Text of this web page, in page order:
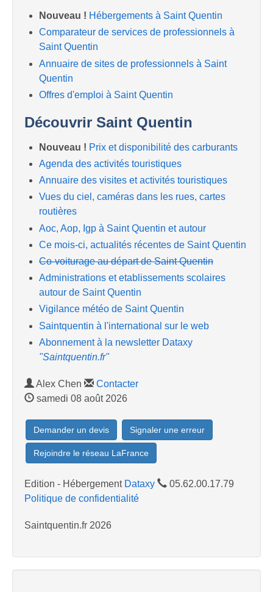
Nouveau ! Hébergements à Saint Quentin
Comparateur de services de professionnels à
Saint Quentin
Annuaire de sites de professionnels à Saint
Quentin
Offres d'emploi à Saint Quentin
Découvrir Saint Quentin
Nouveau ! Prix et disponibilité des carburants
Agenda des activités touristiques
Annuaire des visites et activités touristiques
Vues du ciel, caméras dans les rues, cartes
routières
Aoc, Aop, Igp à Saint Quentin et autour
Ce mois-ci, actualités récentes de Saint Quentin
Co-voiturage au départ de Saint Quentin
Administrations et etablissements scolaires
autour de Saint Quentin
Vigilance météo de Saint Quentin
Saintquentin à l'international sur le web
Abonnement à la newsletter Dataxy
"Saintquentin.fr"
Alex Chen
Contacter
samedi 08 août 2026
Demander un devis Signaler une erreur
Rejoindre le réseau LaFrance
Edition - Hébergement Dataxy
05.62.00.17.79
Politique de confidentialité
Saintquentin.fr 2026